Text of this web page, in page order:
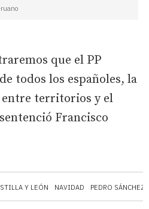
Y LEÓN NAVIDAD PEDRO SÁNCHEZ
que el PP
todos los españoles, la
territorios y el
Francisco